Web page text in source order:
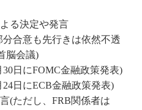
る決定や発言
分合意も先行きは依然不透
脳会議)
30日にFOMC金融政策発表)
24日にECB金融政策発表)
(ただし、FRB関係者は